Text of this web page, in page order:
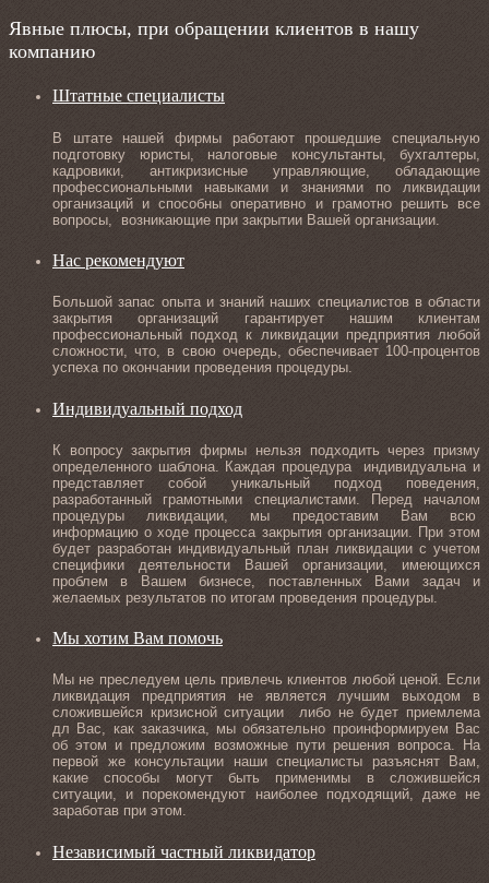
Явные плюсы, при обращении клиентов в нашу
компанию
Штатные специалисты
В штате нашей фирмы работают прошедшие специальную
подготовку юристы, налоговые консультанты, бухгалтеры,
кадровики, антикризисные управляющие, обладающие
профессиональными навыками и знаниями по ликвидации
организаций и способны оперативно и грамотно решить все
вопросы, возникающие при закрытии Вашей организации.
Нас рекомендуют
Большой запас опыта и знаний наших специалистов в области
закрытия организаций гарантирует нашим клиентам
профессиональный подход к ликвидации предприятия любой
сложности, что, в свою очередь, обеспечивает 100-процентов
успеха по окончании проведения процедуры.
Индивидуальный подход
К вопросу закрытия фирмы нельзя подходить через призму
определенного шаблона. Каждая процедура индивидуальна и
представляет собой уникальный подход поведения,
разработанный грамотными специалистами. Перед началом
процедуры ликвидации, мы предоставим Вам всю
информацию о ходе процесса закрытия организации. При этом
будет разработан индивидуальный план ликвидации с учетом
специфики деятельности Вашей организации, имеющихся
проблем в Вашем бизнесе, поставленных Вами задач и
желаемых результатов по итогам проведения процедуры.
Мы хотим Вам помочь
Мы не преследуем цель привлечь клиентов любой ценой. Если
ликвидация предприятия не является лучшим выходом в
сложившейся кризисной ситуации либо не будет приемлема
дл Вас, как заказчика, мы обязательно проинформируем Вас
об этом и предложим возможные пути решения вопроса. На
первой же консультации наши специалисты разъяснят Вам,
какие способы могут быть применимы в сложившейся
ситуации, и порекомендуют наиболее подходящий, даже не
заработав при этом.
Независимый частный ликвидатор